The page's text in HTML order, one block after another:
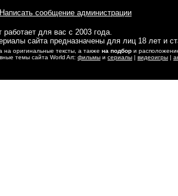
Написать сообщение администрации
работает для вас с 2003 года.
сайта предназначены для лиц 18 лет и
на оригинальные тексты, а также на подбор и
темы сайта World Art: фильмы и сериалы | видеоигры |